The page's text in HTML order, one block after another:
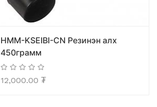
HMM-KSEIBI-CN Резинэн алх
450грамм
12,000.00 ₮